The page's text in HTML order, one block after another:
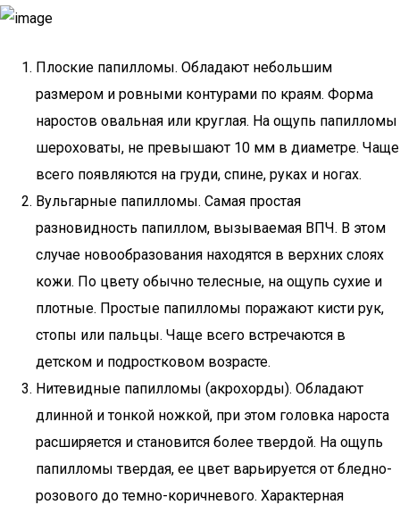
Плоские папилломы. Обладают небольшим
размером и ровными контурами по краям. Форма
наростов овальная или круглая. На ощупь папилломы
шероховаты, не превышают 10 мм в диаметре. Чаще
всего появляются на груди, спине, руках и ногах.
Вульгарные папилломы. Самая простая
разновидность папиллом, вызываемая ВПЧ. В этом
случае новообразования находятся в верхних слоях
кожи. По цвету обычно телесные, на ощупь сухие и
плотные. Простые папилломы поражают кисти рук,
стопы или пальцы. Чаще всего встречаются в
детском и подростковом возрасте.
Нитевидные папилломы (акрохорды). Обладают
длинной и тонкой ножкой, при этом головка нароста
расширяется и становится более твердой. На ощупь
папилломы твердая, ее цвет варьируется от бледно-
розового до темно-коричневого. Характерная